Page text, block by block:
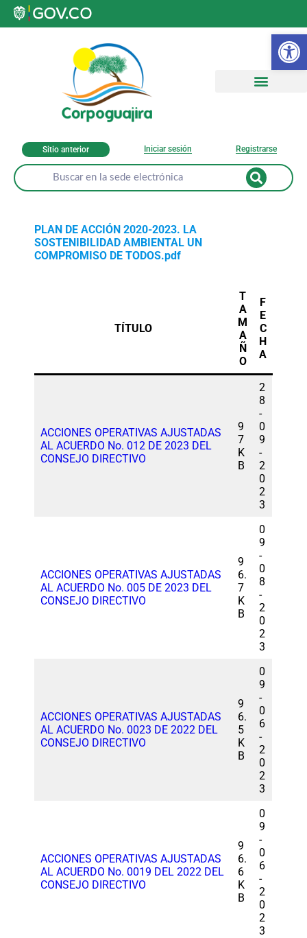
Sitio anterior Iniciar sesión Registrarse
PLAN DE ACCIÓN 2020-2023. LA
SOSTENIBILIDAD AMBIENTAL UN
COMPROMISO DE TODOS.pdf
TÍTULO
T
A
M
A
Ñ
O
F
E
C
H
A
ACCIONES OPERATIVAS AJUSTADAS
AL ACUERDO No. 012 DE 2023 DEL
CONSEJO DIRECTIVO
9
7
K
B
2
8
-
0
9
-
2
0
2
3
ACCIONES OPERATIVAS AJUSTADAS
AL ACUERDO No. 005 DE 2023 DEL
CONSEJO DIRECTIVO
9
6.
7
K
B
0
9
-
0
8
-
2
0
2
3
ACCIONES OPERATIVAS AJUSTADAS
AL ACUERDO No. 0023 DE 2022 DEL
CONSEJO DIRECTIVO
9
6.
5
K
B
0
9
-
0
6
-
2
0
2
3
ACCIONES OPERATIVAS AJUSTADAS
AL ACUERDO No. 0019 DEL 2022 DEL
CONSEJO DIRECTIVO
9
6.
6
K
B
0
9
-
0
6
-
2
0
2
3